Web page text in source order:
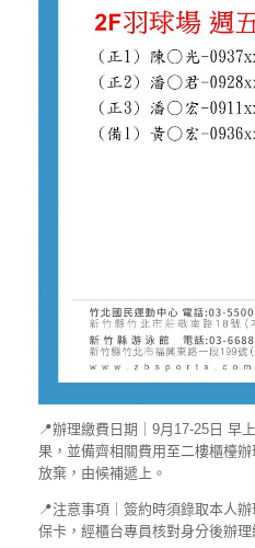
📍辦理繳費日期｜9月17-25日 早
果，並備齊相關費用至二樓櫃檯
放棄，由候補遞上。
📍注意事項｜簽約時須錄取本人
保卡，經櫃台專員核對身分後辦理